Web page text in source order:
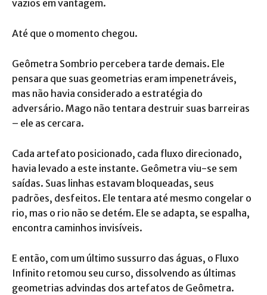
vazios em vantagem.
Até que o momento chegou.
Geômetra Sombrio percebera tarde demais. Ele
pensara que suas geometrias eram impenetráveis,
mas não havia considerado a estratégia do
adversário. Mago não tentara destruir suas barreiras
– ele as cercara.
Cada artefato posicionado, cada fluxo direcionado,
havia levado a este instante. Geômetra viu-se sem
saídas. Suas linhas estavam bloqueadas, seus
padrões, desfeitos. Ele tentara até mesmo congelar o
rio, mas o rio não se detém. Ele se adapta, se espalha,
encontra caminhos invisíveis.
E então, com um último sussurro das águas, o Fluxo
Infinito retomou seu curso, dissolvendo as últimas
geometrias advindas dos artefatos de Geômetra.